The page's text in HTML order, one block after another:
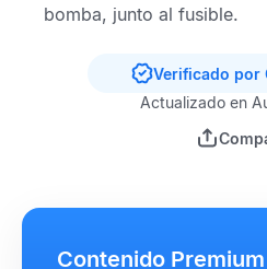
bomba, junto al fusible.
Verificado por
Actualizado en
Contenido